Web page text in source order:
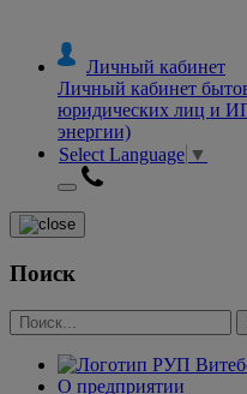
Личный кабинет
Личный кабинет
юридических лиц и
энергии)
Select Language ▼
Поиск
О предприятии